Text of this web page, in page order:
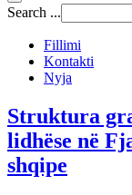
Search ...
Fillimi
Kontakti
Nyja
Struktura
lidhëse në
shqipe